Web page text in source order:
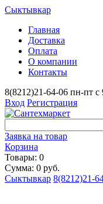
Сыктывкар
Главная
Доставка
Оплата
О компании
Контакты
8(8212)21-64-06 пн-пт с
Вход Регистрация
Заявка на товар
Корзина
Товары: 0
Сумма: 0 руб.
Сыктывкар 8(8212)21-